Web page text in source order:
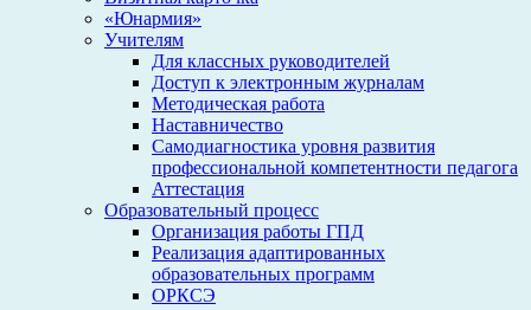
«Юнармия»
Учителям
Для классных руководителей
Доступ к электронным журналам
Методическая работа
Наставничество
Самодиагностика уровня развития
профессиональной компетентности педагога
Аттестация
Образовательный процесс
Организация работы ГПД
Реализация адаптированных
образовательных программ
ОРКСЭ